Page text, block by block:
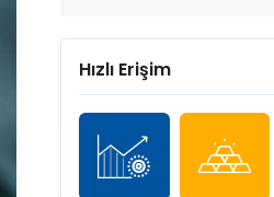
Hızlı Erişim